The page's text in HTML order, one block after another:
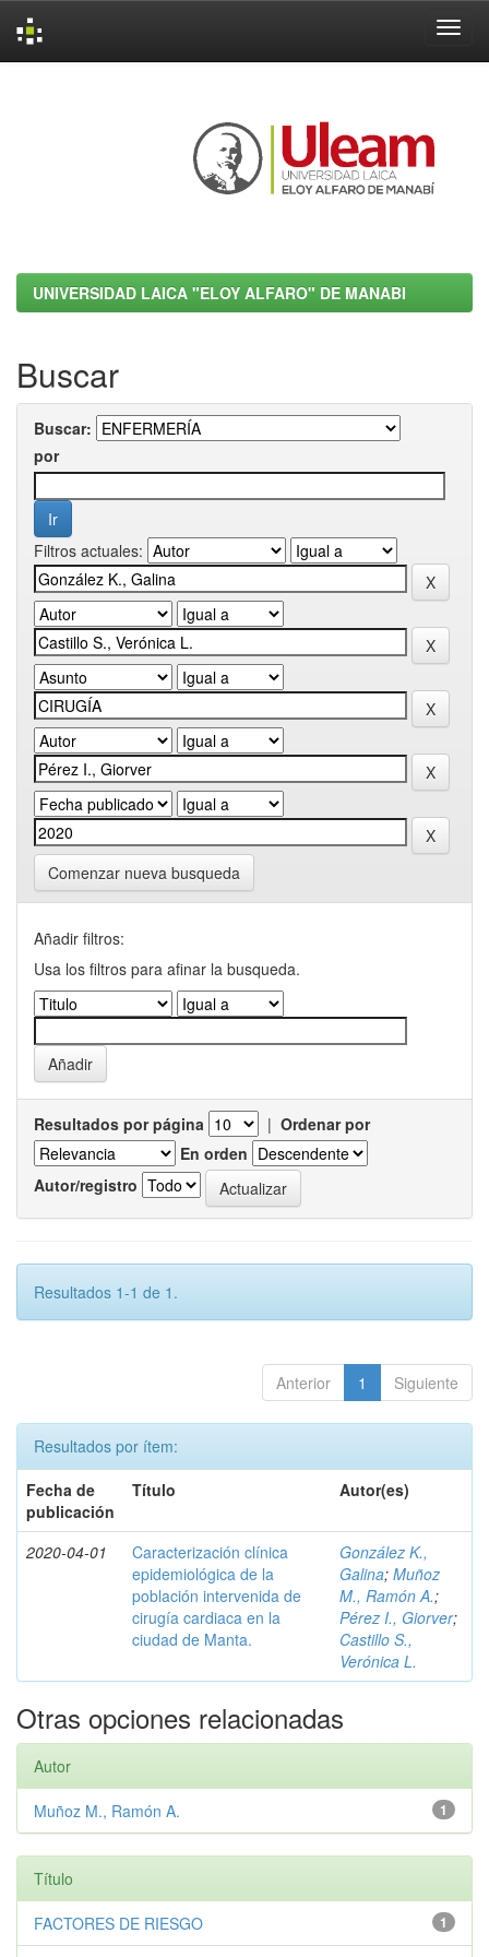
UNIVERSIDAD LAICA "ELOY ALFARO" DE MANABI
Buscar
Buscar:
por
Filtros actuales:
Comenzar nueva busqueda
Añadir filtros:
Usa los filtros para afinar la busqueda.
Resultados por página | Ordenar por
En orden
Autor/registro
Resultados 1-1 de 1.
Anterior 1 Siguiente
Resultados por ítem:
Fecha de
publicación
Título Autor(es)
2020-04-01
Caracterización clínica
epidemiológica de la
población intervenida de
cirugía cardiaca en la
ciudad de Manta.
González K.,
Galina; Muñoz
M., Ramón A.;
Pérez I., Giorver;
Castillo S.,
Verónica L.
Otras opciones relacionadas
Autor
1
Muñoz M., Ramón A.
Título
1
FACTORES DE RIESGO